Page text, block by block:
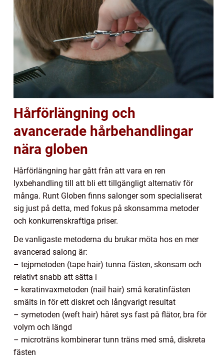
Hårförlängning och
avancerade hårbehandlingar
nära globen
Hårförlängning har gått från att vara en ren
lyxbehandling till att bli ett tillgängligt alternativ för
många. Runt Globen finns salonger som specialiserat
sig just på detta, med fokus på skonsamma metoder
och konkurrenskraftiga priser.
De vanligaste metoderna du brukar möta hos en mer
avancerad salong är:
– tejpmetoden (tape hair) tunna fästen, skonsam och
relativt snabb att sätta i
– keratinvaxmetoden (nail hair) små keratinfästen
smälts in för ett diskret och långvarigt resultat
– symetoden (weft hair) håret sys fast på flätor, bra för
volym och längd
– microträns kombinerar tunn träns med små, diskreta
fästen